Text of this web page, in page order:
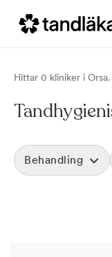
Hittar 0 kliniker i Orsa
Behandling